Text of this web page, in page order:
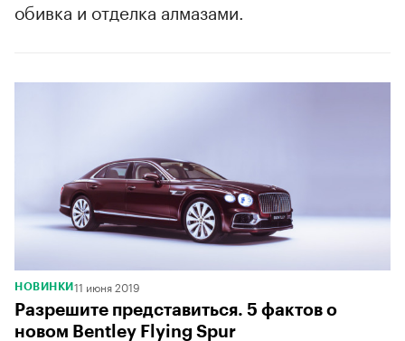
обивка и отделка алмазами.
НОВИНКИ 11 июня 2019
Разрешите представиться. 5 фактов о
новом Bentley Flying Spur